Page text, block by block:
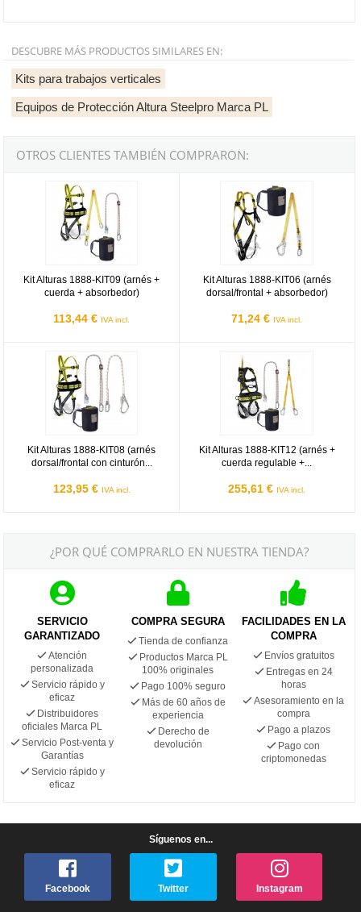
DESCUBRE MÁS PRODUCTOS SIMILARES EN:
Kits para trabajos verticales
Equipos de Protección Altura Steelpro Marca PL
OTROS CLIENTES TAMBIÉN COMPRARON:
Kit Alturas 1888-KIT09 (arnés +
cuerda + absorbedor)
113,44 € IVA incl.
Kit Alturas 1888-KIT09 (arnés + cuerda + absorbedor)
Kit Alturas 1888-KIT06 (arnés
dorsal/frontal + absorbedor)
71,24 € IVA incl.
Kit Alturas 1888-KIT08 (arnés
dorsal/frontal con cinturón...
123,95 € IVA incl.
Kit Alturas 1888-KIT08 (arnés dorsal/frontal con cinturón + cuerdas)
Kit Alturas 1888-KIT12 (arnés +
cuerda regulable +...
255,61 € IVA incl.
¿POR QUÉ COMPRARLO EN NUESTRA TIENDA?
SERVICIO
GARANTIZADO
Atención
personalizada
Servicio rápido y
eficaz
Distribuidores
oficiales Marca PL
Servicio Post-venta y
Garantías
Servicio rápido y
eficaz
COMPRA SEGURA
Tienda de confianza
Productos Marca PL
100% originales
Pago 100% seguro
Más de 60 años de
experiencia
Derecho de
devolución
FACILIDADES EN LA
COMPRA
Envíos gratuitos
Entregas en 24
horas
Asesoramiento en la
compra
Pago a plazos
Pago con
criptomonedas
Síguenos en...
Facebook Twitter Instagram